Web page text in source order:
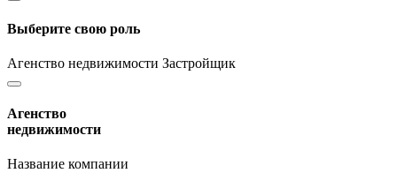
Выберите свою роль
Агенство недвижимости Застройщик
Агенство
недвижимости
Название компании